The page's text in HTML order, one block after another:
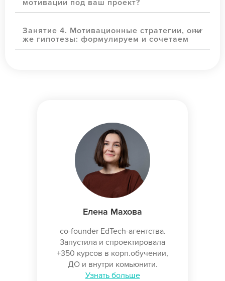
мотивации под ваш проект?
Занятие 4. Мотивационные стратегии, они
же гипотезы: формулируем и сочетаем
Елена Махова
co-founder EdTech-агентства.
Запустила и спроектировала
+350 курсов в корп.обучении,
ДО и внутри комьюнити.
Узнать больше